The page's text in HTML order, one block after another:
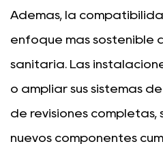
Además, la
enfoque más sostenible
sanitaria. Las
o ampliar sus sistemas
de revisiones completas,
nuevos componentes